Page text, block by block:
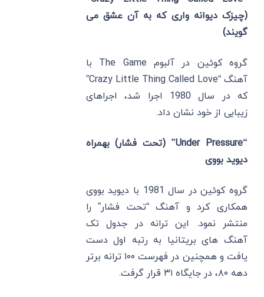
(چیزک دیوانه واری که به آن عشق می
گویند)
گروه کوئین در آلبوم The Game با
آهنگ “Crazy Little Thing Called Love”
که در سال 1980 اجرا شد، اجراهای
زیبایی از خود نشان داد.
“Under Pressure” (تحت فشار) بهمراه
دیوید بووی
گروه کوئین در سال 1981 با دیوید بووی
همکاری کرد و آهنگ “تحت فشار” را
منتشر نمود. این ترانه در جدول تک
‌آهنگ‌ های بریتانیا به رتبه اول دست
یافت و همچنین در فهرست ۱۰۰ ترانه برتر
دهه ۸۰، در جایگاه ۳۱ قرار گرفت.